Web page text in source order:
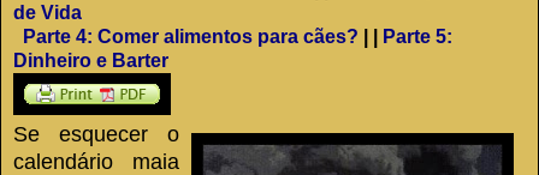
de Vida
Parte 4: Comer alimentos para cães?
Parte 5:
Dinheiro e Barter
Se esquecer o
calendário maia